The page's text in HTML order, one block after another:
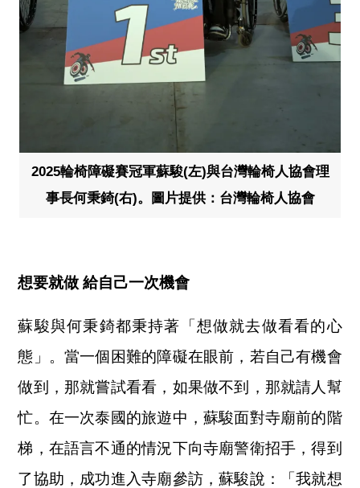
2025輪椅障礙賽冠軍蘇駿(左)與台灣輪椅人協會理
事長何秉錡(右)。圖片提供：台灣輪椅人協會
想要就做 給自己一次機會
蘇駿與何秉錡都秉持著「想做就去做看看的心
態」。當一個困難的障礙在眼前，若自己有機會
做到，那就嘗試看看，如果做不到，那就請人幫
忙。在一次泰國的旅遊中，蘇駿面對寺廟前的階
梯，在語言不通的情況下向寺廟警衛招手，得到
了協助，成功進入寺廟參訪，蘇駿說：「我就想